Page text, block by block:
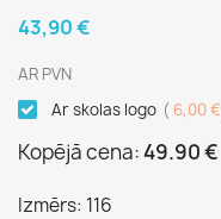
43,90 €
AR PVN
Ar skolas logo ( 6,00 €
Kopējā cena:49.90 €
Izmērs: 116